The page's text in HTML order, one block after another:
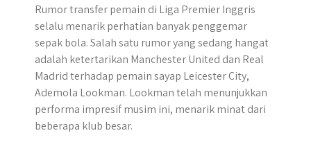
Rumor transfer pemain di Liga Premier Inggris
selalu menarik perhatian banyak penggemar
sepak bola. Salah satu rumor yang sedang hangat
adalah ketertarikan Manchester United dan Real
Madrid terhadap pemain sayap Leicester City,
Ademola Lookman. Lookman telah menunjukkan
performa impresif musim ini, menarik minat dari
beberapa klub besar.